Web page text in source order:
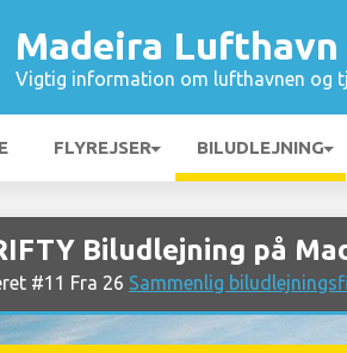
Madeira Lufthavn
Vigtig information om lufthavnen og
FLYREJSER BILUDLEJNING
Biludlejning på
#11 Fra 26 Sammenlig